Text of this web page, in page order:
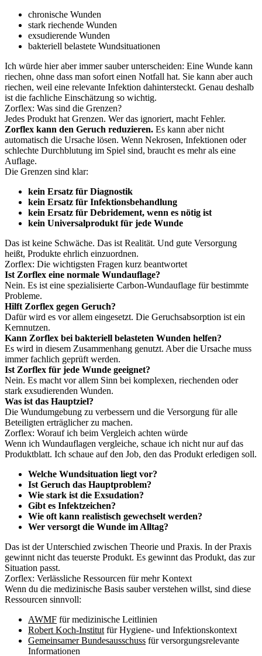
chronische Wunden
stark riechende Wunden
exsudierende Wunden
bakteriell belastete Wundsituationen
Ich würde hier aber immer sauber unterscheiden: Eine Wunde kann
riechen, ohne dass man sofort einen Notfall hat. Sie kann aber auch
riechen, weil eine relevante Infektion dahintersteckt. Genau deshalb
ist die fachliche Einschätzung so wichtig.
Zorflex: Was sind die Grenzen?
Jedes Produkt hat Grenzen. Wer das ignoriert, macht Fehler.
Zorflex kann den Geruch reduzieren. Es kann aber nicht
automatisch die Ursache lösen. Wenn Nekrosen, Infektionen oder
schlechte Durchblutung im Spiel sind, braucht es mehr als eine
Auflage.
Die Grenzen sind klar:
kein Ersatz für Diagnostik
kein Ersatz für Infektionsbehandlung
kein Ersatz für Debridement, wenn es nötig ist
kein Universalprodukt für jede Wunde
Das ist keine Schwäche. Das ist Realität. Und gute Versorgung
heißt, Produkte ehrlich einzuordnen.
Zorflex: Die wichtigsten Fragen kurz beantwortet
Ist Zorflex eine normale Wundauflage?
Nein. Es ist eine spezialisierte Carbon-Wundauflage für bestimmte
Probleme.
Hilft Zorflex gegen Geruch?
Dafür wird es vor allem eingesetzt. Die Geruchsabsorption ist ein
Kernnutzen.
Kann Zorflex bei bakteriell belasteten Wunden helfen?
Es wird in diesem Zusammenhang genutzt. Aber die Ursache muss
immer fachlich geprüft werden.
Ist Zorflex für jede Wunde geeignet?
Nein. Es macht vor allem Sinn bei komplexen, riechenden oder
stark exsudierenden Wunden.
Was ist das Hauptziel?
Die Wundumgebung zu verbessern und die Versorgung für alle
Beteiligten erträglicher zu machen.
Zorflex: Worauf ich beim Vergleich achten würde
Wenn ich Wundauflagen vergleiche, schaue ich nicht nur auf das
Produktblatt. Ich schaue auf den Job, den das Produkt erledigen soll.
Welche Wundsituation liegt vor?
Ist Geruch das Hauptproblem?
Wie stark ist die Exsudation?
Gibt es Infektzeichen?
Wie oft kann realistisch gewechselt werden?
Wer versorgt die Wunde im Alltag?
Das ist der Unterschied zwischen Theorie und Praxis. In der Praxis
gewinnt nicht das teuerste Produkt. Es gewinnt das Produkt, das zur
Situation passt.
Zorflex: Verlässliche Ressourcen für mehr Kontext
Wenn du die medizinische Basis sauber verstehen willst, sind diese
Ressourcen sinnvoll:
AWMF für medizinische Leitlinien
Robert Koch-Institut für Hygiene- und Infektionskontext
Gemeinsamer Bundesausschuss für versorgungsrelevante
Informationen